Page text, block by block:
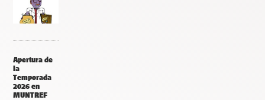
Apertura de
la
Temporada
2026 en
MUNTREF